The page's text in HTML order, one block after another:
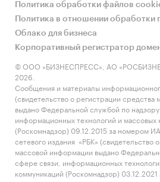
Политика обработки файлов
Политика в отношении обработки
Облако для бизнеса
Корпоративный регистратор
© ООО «БИЗНЕСПРЕСС», АО
2026.
Сообщения и материалы
(свидетельство о регистрации
выдано Федеральной службой по надзору
информационных технологий и массовых
(Роскомнадзор) 09.12.2015 за номером
сетевого издания «РБК» (свидетельство
массовой информации выдано
сфере связи, информационных
коммуникаций (Роскомнадзор)